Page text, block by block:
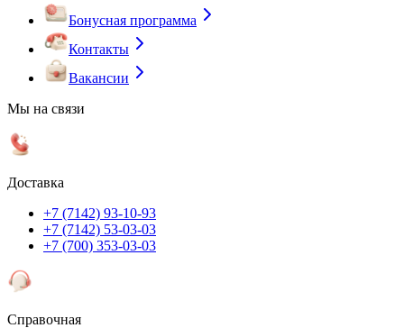
Бонусная программа
Контакты
Вакансии
Мы на связи
Доставка
+7 (7142) 93-10-93
+7 (7142) 53-03-03
+7 (700) 353-03-03
Справочная